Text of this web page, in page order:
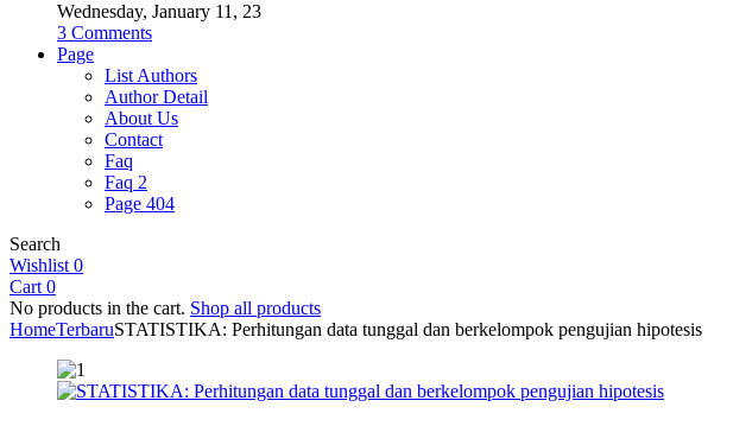
Wednesday, January 11, 23
3 Comments
Page
List Authors
Author Detail
About Us
Contact
Faq
Faq 2
Page 404
Search
Wishlist 0
Cart 0
No products in the cart. Shop all products
HomeTerbaruSTATISTIKA: Perhitungan data tunggal dan berkelompok pengujian hipotesis